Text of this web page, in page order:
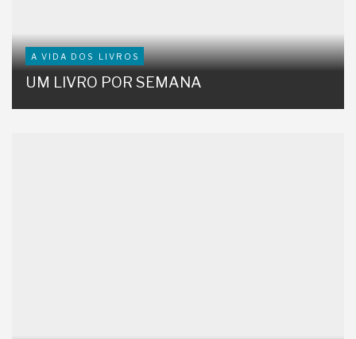
A VIDA DOS LIVROS
UM LIVRO POR SEMANA